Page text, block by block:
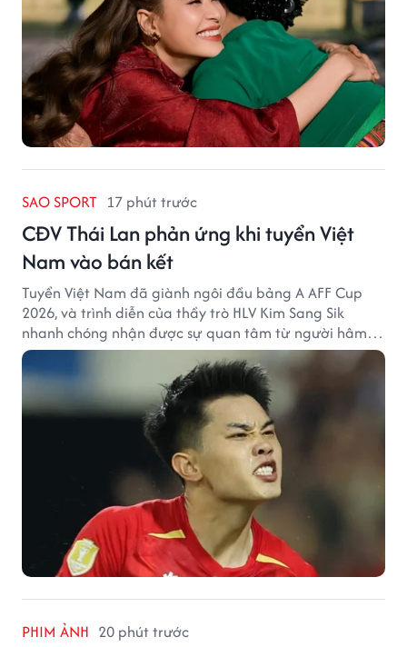
SAO SPORT 17 phút trước
CĐV Thái Lan phản ứng khi tuyển Việt
Nam vào bán kết
Tuyển Việt Nam đã giành ngôi đầu bảng A AFF Cup
2026, và trình diễn của thầy trò HLV Kim Sang Sik
nhanh chóng nhận được sự quan tâm từ người hâm
mộ Thái Lan.
PHIM ẢNH 20 phút trước